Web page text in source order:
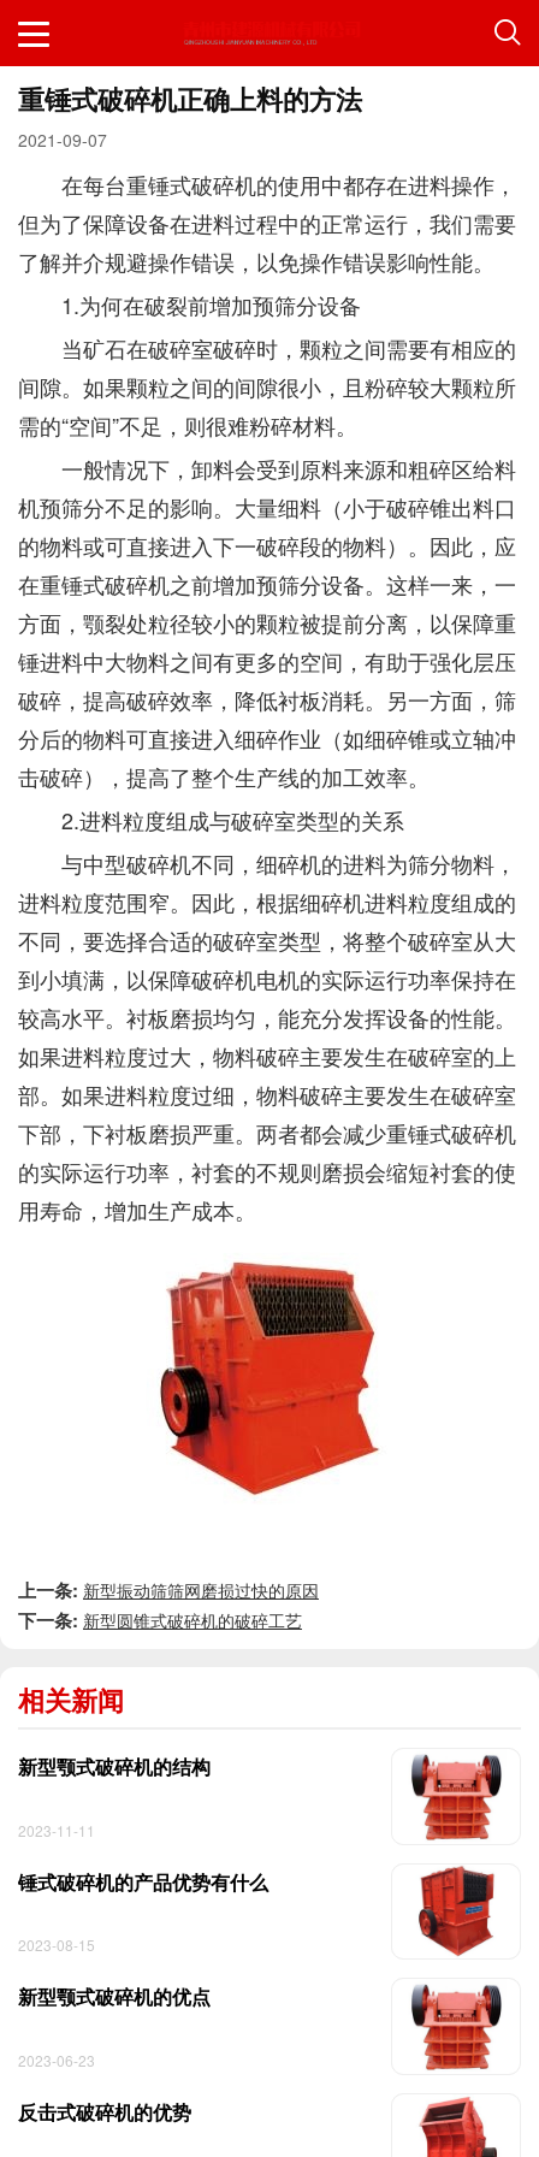
重锤式破碎机正确上料的方法
2021-09-07
在每台重锤式破碎机的使用中都存在进料操作，
但为了保障设备在进料过程中的正常运行，我们需要
了解并介规避操作错误，以免操作错误影响性能。
1.为何在破裂前增加预筛分设备
当矿石在破碎室破碎时，颗粒之间需要有相应的
间隙。如果颗粒之间的间隙很小，且粉碎较大颗粒所
需的“空间”不足，则很难粉碎材料。
一般情况下，卸料会受到原料来源和粗碎区给料
机预筛分不足的影响。大量细料（小于破碎锥出料口
的物料或可直接进入下一破碎段的物料）。因此，应
在重锤式破碎机之前增加预筛分设备。这样一来，一
方面，颚裂处粒径较小的颗粒被提前分离，以保障重
锤进料中大物料之间有更多的空间，有助于强化层压
破碎，提高破碎效率，降低衬板消耗。另一方面，筛
分后的物料可直接进入细碎作业（如细碎锥或立轴冲
击破碎），提高了整个生产线的加工效率。
2.进料粒度组成与破碎室类型的关系
与中型破碎机不同，细碎机的进料为筛分物料，
进料粒度范围窄。因此，根据细碎机进料粒度组成的
不同，要选择合适的破碎室类型，将整个破碎室从大
到小填满，以保障破碎机电机的实际运行功率保持在
较高水平。衬板磨损均匀，能充分发挥设备的性能。
如果进料粒度过大，物料破碎主要发生在破碎室的上
部。如果进料粒度过细，物料破碎主要发生在破碎室
下部，下衬板磨损严重。两者都会减少重锤式破碎机
的实际运行功率，衬套的不规则磨损会缩短衬套的使
用寿命，增加生产成本。
上一条: 新型振动筛筛网磨损过快的原因
下一条: 新型圆锥式破碎机的破碎工艺
相关新闻
新型颚式破碎机的结构
2023-11-11
锤式破碎机的产品优势有什么
2023-08-15
新型颚式破碎机的优点
2023-06-23
反击式破碎机的优势